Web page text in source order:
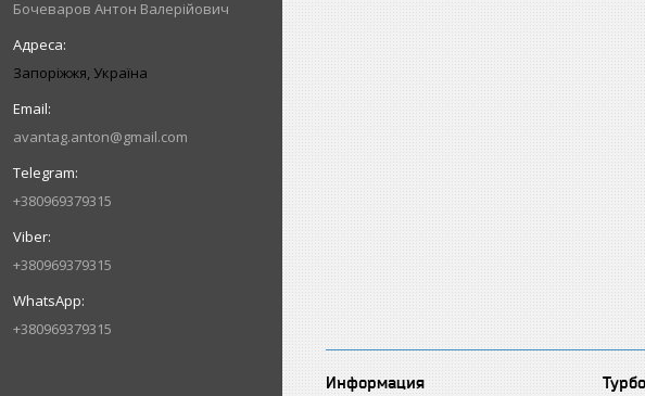
Бочеваров Антон Валерійович
Запоріжжя, Україна
avantag.anton@gmail.com
+380969379315
+380969379315
+380969379315
Информация